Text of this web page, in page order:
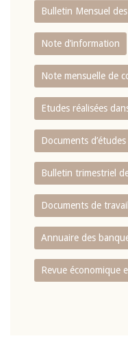
Bulletin Mensuel
Note d’information
Note mensuelle de
Etudes réalisées
Documents
Bulletin trimestriel
Documents de travail
Annuaire des
Revue économique